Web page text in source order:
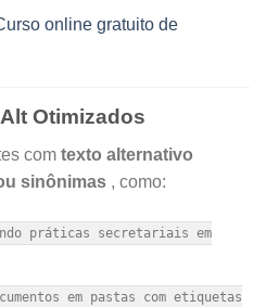
online gratuito de
Otimizados
com texto alternativo
sinônimas , como:
práticas secretariais em
em pastas com etiquetas